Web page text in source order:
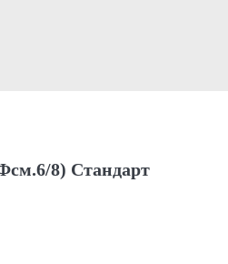
8) Стандарт